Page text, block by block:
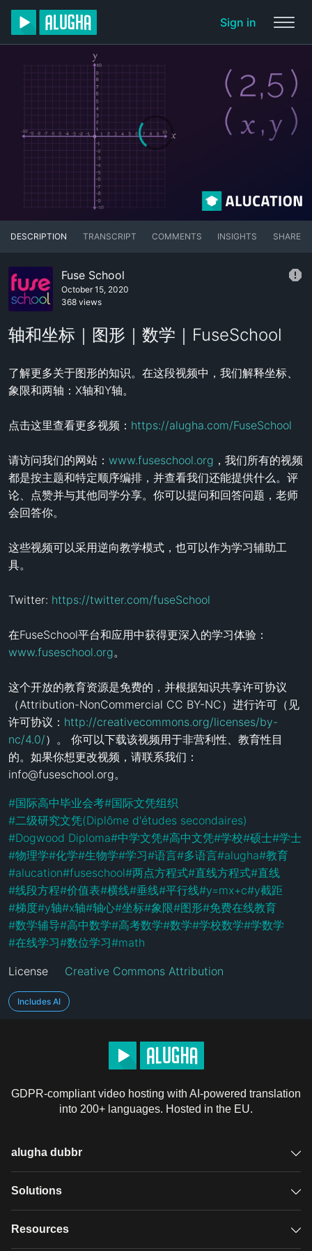
Sign in
DESCRIPTION TRANSCRIPT COMMENTS INSIGHTS SHARE
Fuse School
October 15, 2020
368 views
轴和坐标｜图形｜数学｜FuseSchool
了解更多关于图形的知识。在这段视频中，我们解释坐标、
象限和两轴：X轴和Y轴。
点击这里查看更多视频： https://alugha.com/FuseSchool
请访问我们的网站： www.fuseschool.org ，我们所有的视频
都是按主题和特定顺序编排，并查看我们还能提供什么。评
论、点赞并与其他同学分享。你可以提问和回答问题，老师
会回答你。
这些视频可以采用逆向教学模式，也可以作为学习辅助工
具。
Twitter: https://twitter.com/fuseSchool
在FuseSchool平台和应用中获得更深入的学习体验：
www.fuseschool.org。
这个开放的教育资源是免费的，并根据知识共享许可协议
（Attribution-NonCommercial CC BY-NC）进行许可（见
许可协议： http://creativecommons.org/licenses/by-
nc/4.0/）。 你可以下载该视频用于非营利性、教育性目
的。如果你想更改视频，请联系我们：
info@fuseschool.org。
#国际高中毕业会考#国际文凭组织
#二级研究文凭(Diplôme d'études secondaires)
#Dogwood Diploma#中学文凭#高中文凭#学校#硕士#学士
#物理学#化学#生物学#学习#语言#多语言#alugha#教育
#alucation#fuseschool#两点方程式#直线方程式#直线
#线段方程#价值表#横线#垂线#平行线#y=mx+c#y截距
#梯度#y轴#x轴#轴心#坐标#象限#图形#免费在线教育
#数学辅导#高中数学#高考数学#数学#学校数学#学数学
#在线学习#数位学习#math
License Creative Commons Attribution
Includes AI
GDPR-compliant video hosting with AI-powered translation
into 200+ languages. Hosted in the EU.
alugha dubbr
Overview
Solutions
GDPR video hosting
Resources